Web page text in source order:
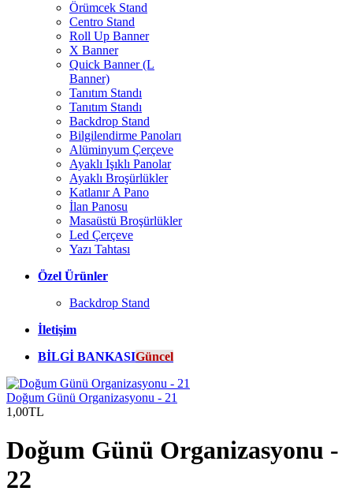
Örümcek Stand
Centro Stand
Roll Up Banner
X Banner
Quick Banner (L
Banner)
Tanıtım Standı
Tanıtım Standı
Backdrop Stand
Bilgilendirme Panoları
Alüminyum Çerçeve
Ayaklı Işıklı Panolar
Ayaklı Broşürlükler
Katlanır A Pano
İlan Panosu
Masaüstü Broşürlükler
Led Çerçeve
Yazı Tahtası
Özel Ürünler
Backdrop Stand
İletişim
BİLGİ BANKASIGüncel
Doğum Günü Organizasyonu - 21
1,00TL
Doğum Günü Organizasyonu -
22